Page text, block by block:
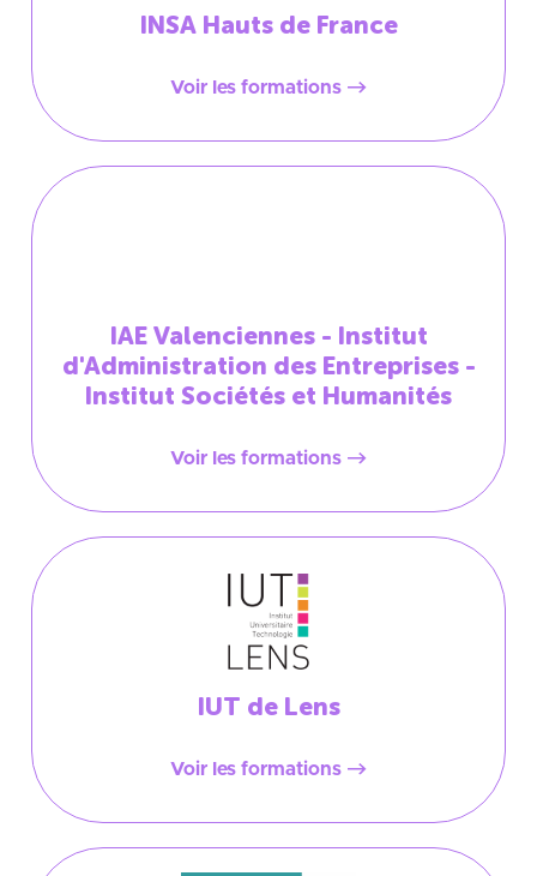
INSA Hauts de France
Voir les formations
IAE Valenciennes - Institut
d'Administration des Entreprises -
Institut Sociétés et Humanités
Voir les formations
IUT de Lens
Voir les formations